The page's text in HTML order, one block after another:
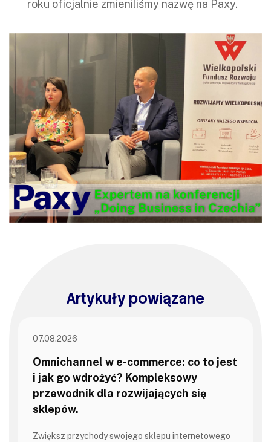
roku oficjalnie zmieniliśmy nazwę na Paxy.
Artykuły powiązane
07.08.2026
Omnichannel w e-commerce: co to jest
i jak go wdrożyć? Kompleksowy
przewodnik dla rozwijających się
sklepów.
Zwiększ przychody swojego sklepu internetowego